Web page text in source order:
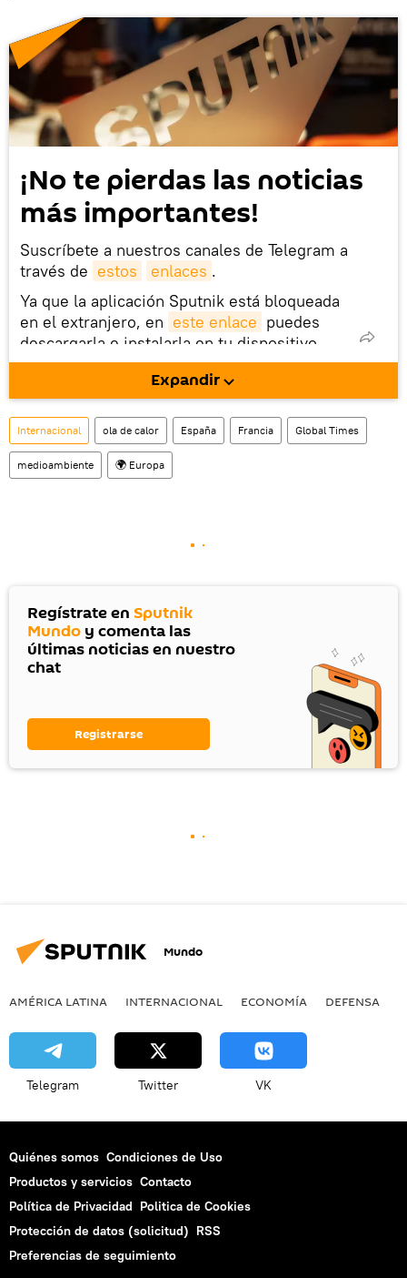
¡No te pierdas las noticias
más importantes!
Suscríbete a nuestros canales de Telegram a
través de estos enlaces .
Ya que la aplicación Sputnik está bloqueada
en el extranjero, en este enlace puedes
descargarla e instalarla en tu dispositivo
móvil (¡solo para Android!).
Expandir
Internacional ola de calor España Francia Global Times
medioambiente 🌍 Europa
Regístrate en Sputnik
Mundo y comenta las
últimas noticias en nuestro
chat
Registrarse
Mundo
AMÉRICA LATINA INTERNACIONAL ECONOMÍA DEFENSA
Telegram Twitter VK
Quiénes somos Condiciones de Uso
Productos y servicios Contacto
Política de Privacidad Politica de Cookies
Protección de datos (solicitud) RSS
Preferencias de seguimiento